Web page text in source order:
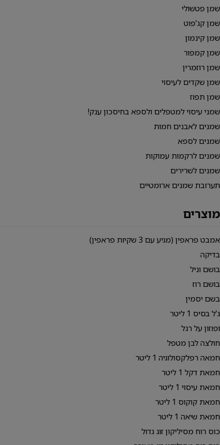
שמן פטשולי
שמן קג'פוט
שמן קינמון
שמן קמפור
שמן רוזמרין
שמן שקדים לעיסוי
שמן תפוז
שמני עיסוי למטפלים ולספא בחיסכון ענק!
שמנים לאבנים חמות
שמנים לספא
שמנים לרקמות עמוקות
שמנים לשרירים
תערובת שמנים ארומטיים
מוצרים
אמבט פראפין (מגיע עם 3 שקיות פראפין)
בדיקה
בושם וניל
בושם רוז
בשם יסמין
ג'ל בסיס 1 ליטר
ופוזון על רגל
חולצה לבן מטפל
חמאה רפלקסולוגיה 1 ליטר
חמאת דקל 1 ליטר
חמאת עיסוי 1 ליטר
חמאת קוקוס 1 ליטר
חמאת שיאה 1 ליטר
כוס רוח מסיליקון זוג גדול